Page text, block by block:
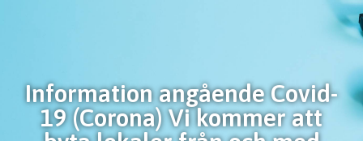
Information angående Covid-
19 (Corona) Vi kommer att